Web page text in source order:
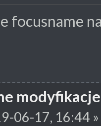
focusname
modyfikacje
06-17, 16:44 »